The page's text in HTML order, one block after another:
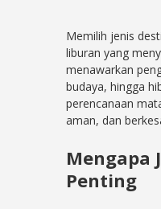
Memilih jenis
liburan yang
menawarkan
budaya, hingga
perencanaan
aman, dan
Mengapa
Penting